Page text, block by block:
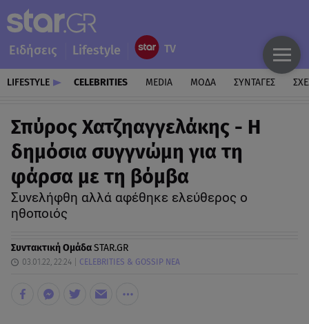
Ειδήσεις Lifestyle
LIFESTYLE CELEBRITIES MEDIA ΜΟΔΑ ΣΥΝΤΑΓΕΣ
Σπύρος Χατζηαγγελάκης - Η
δημόσια συγγνώμη για τη
φάρσα με τη βόμβα
Συνελήφθη αλλά αφέθηκε ελεύθερος ο
ηθοποιός
Συντακτική ΟμάδαSTAR.GR
03.01.22, 22:24 CELEBRITIES & GOSSIP ΝΕΑ